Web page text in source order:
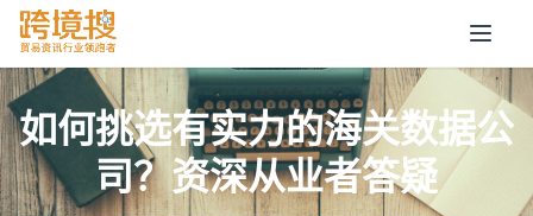
如何挑选有实力的海关数据公
司？资深从业者答疑